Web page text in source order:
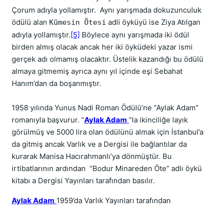
Çorum adıyla yollamıştır. Aynı yarışmada dokuzunculuk
ödülü alan Kümesin Ötesi adli öyküyü ise Ziya Atılgan
adıyla yollamıştır.[5] Böylece aynı yarışmada iki ödül
birden almış olacak ancak her iki öyküdeki yazar ismi
gerçek adı olmamış olacaktır. Üstelik kazandığı bu ödülü
almaya gitmemiş ayrıca aynı yıl içinde eşi Sebahat
Hanım’dan da boşanmıştır.
1958 yılında Yunus Nadi Roman Ödülü’ne “Aylak Adam”
romanıyla başvurur. “Aylak Adam ”la ikinciliğe layık
görülmüş ve 5000 lira olan ödülünü almak için İstanbul’a
da gitmiş ancak Varlık ve a Dergisi ile bağlantılar da
kurarak Manisa Hacırahmanlı’ya dönmüştür. Bu
irtibatlarının ardından “Bodur Minareden Öte” adlı öykü
kitabı a Dergisi Yayınları tarafından basılır.
Aylak Adam 1959’da Varlık Yayınları tarafından